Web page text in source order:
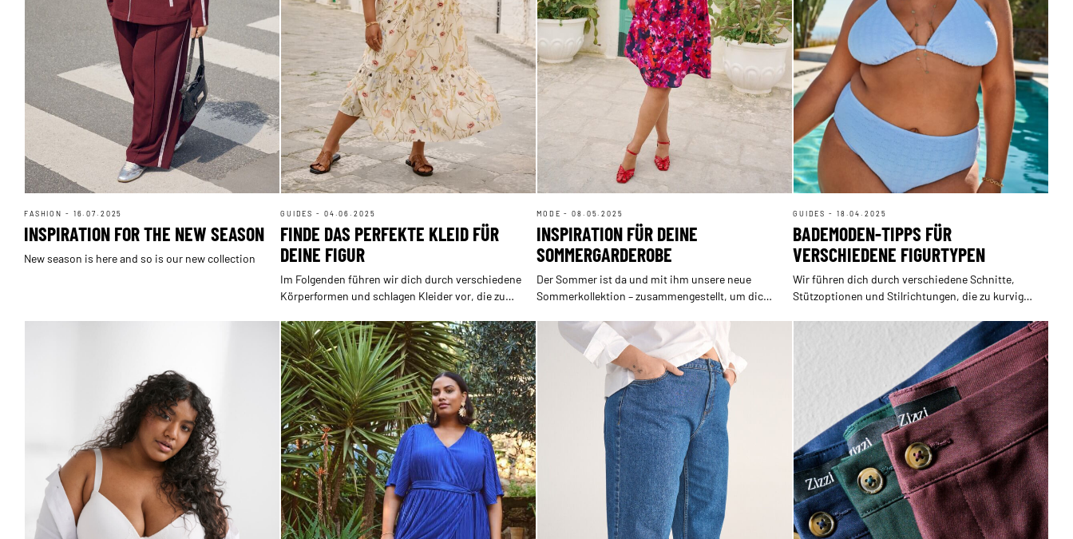
FASHION - 16.07.2025
INSPIRATION FOR THE NEW SEASON
New season is here and so is our new collection
GUIDES - 04.06.2025
FINDE DAS PERFEKTE KLEID FÜR
DEINE FIGUR
Im Folgenden führen wir dich durch verschiedene
Körperformen und schlagen Kleider vor, die zu
MODE - 08.05.2025
INSPIRATION FÜR DEINE
SOMMERGARDEROBE
Der Sommer ist da und mit ihm unsere neue
Sommerkollektion – zusammengestellt, um dich
kleiden
GUIDES - 18.04.2025
BADEMODEN-TIPPS FÜR
VERSCHIEDENE FIGURTYPEN
Wir führen dich durch verschiedene Schnitte,
Stützoptionen und Stilrichtungen, die zu kurvigen